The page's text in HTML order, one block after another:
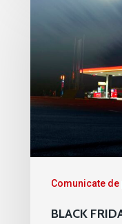
Comunicate de
BLACK